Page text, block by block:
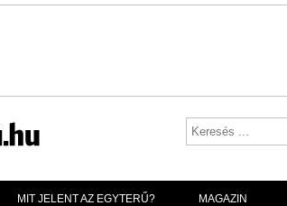
MIT JELENT AZ EGYTERŰ? MAGAZIN